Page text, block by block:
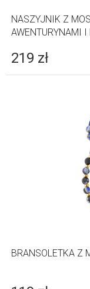
NASZYJNIK Z
AWENTURYNAMI I
219 zł
BRANSOLETKA Z